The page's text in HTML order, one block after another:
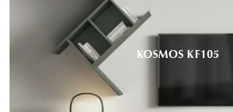
KOSMOS KF105